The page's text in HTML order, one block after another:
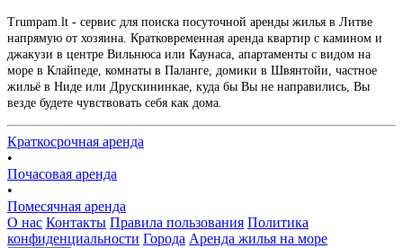
Trumpam.lt - сервис для поиска посуточной аренды жилья в Литве
напрямую от хозяина. Кратковременная аренда квартир с камином и
джакузи в центре Вильнюса или Каунаса, апартаменты с видом на
море в Клайпеде, комнаты в Паланге, домики в Швянтойи, частное
жильё в Ниде или Друскининкае, куда бы Вы не направились, Вы
везде будете чувствовать себя как дома.
Краткосрочная аренда
•
Почасовая аренда
•
Помесячная аренда
О нас Контакты Правила пользования Политика
конфиденциальности Города Аренда жилья на море